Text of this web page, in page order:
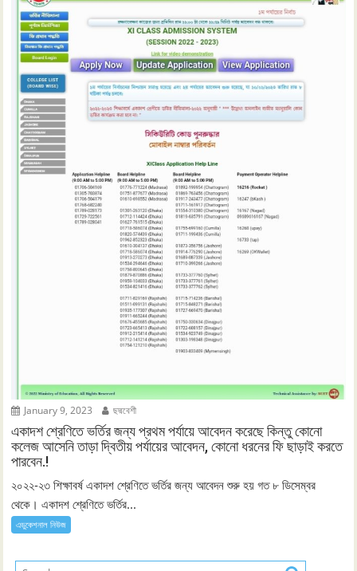
January 9, 2023 ছদ্মবেশী
একাদশ শ্রেণিতে ভর্তির জন্য প্রথম পর্যায়ে আবেদন করেছে কিন্তু কোনো
কলেজ আসেনি তাড়া দ্বিতীয় পর্যায়ের আবেদন, কোনো ধরনের ফি ছাড়াই করতে
পারবেন.!
২০২২-২৩ শিক্ষাবর্ষ একাদশ শ্রেণিতে ভর্তির জন্য আবেদন শুরু হয় গত ৮ ডিসেম্বর
থেকে। একাদশ শ্রেণিতে ভর্তির...
এডুকেশনাল নিউজ